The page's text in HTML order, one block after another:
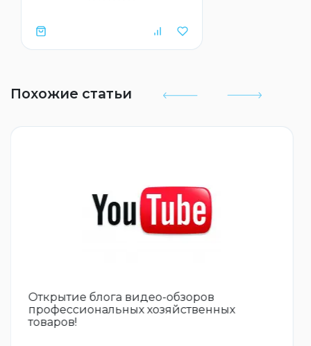
Похожие статьи
Открытие блога видео-обзоров
профессиональных хозяйственных
товаров!